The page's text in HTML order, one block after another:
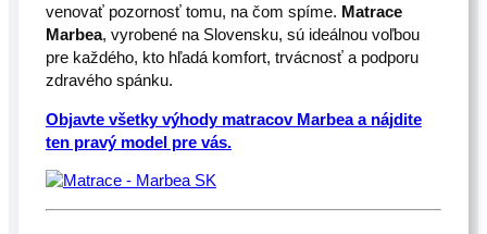
venovať pozornosť tomu, na čom spíme. Matrace
Marbea, vyrobené na Slovensku, sú ideálnou voľbou
pre každého, kto hľadá komfort, trvácnosť a podporu
zdravého spánku.
Objavte všetky výhody matracov Marbea a nájdite
ten pravý model pre vás.